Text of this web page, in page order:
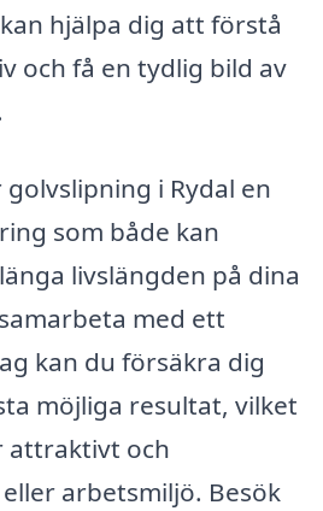
hjälpa dig att förstå
och få en tydlig bild av
i Rydal en
som både kan
livslängden på dina
med ett
kan du försäkra dig
möjliga resultat, vilket
attraktivt och
arbetsmiljö. Besök